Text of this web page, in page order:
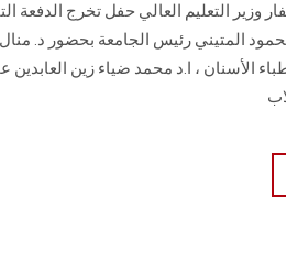
وزير التعليم العالي حفل تخرج
محمود المتيني رئيس الجامعة بحضور د.
الأسنان ، ا.د محمد ضياء زين العابدين